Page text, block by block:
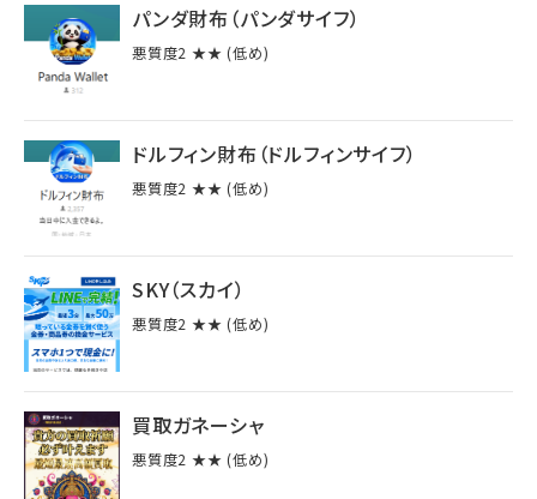
パンダ財布（パンダサイフ）
悪質度2 ★★ (低め)
ドルフィン財布（ドルフィンサイフ）
悪質度2 ★★ (低め)
SKY（スカイ）
悪質度2 ★★ (低め)
買取ガネーシャ
悪質度2 ★★ (低め)